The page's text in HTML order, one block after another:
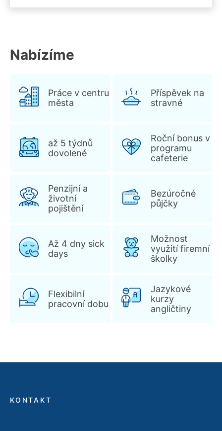
Nabízíme
Práce v centru
města
Příspěvek na
stravné
až 5 týdnů
dovolené
Roční bonus v
programu
cafeterie
Penzijní a
životní
pojištění
Bezúročné
půjčky
Až 4 dny sick
days
Možnost
využití firemní
školky
Flexibilní
pracovní dobu
Jazykové
kurzy
angličtiny
KONTAKT